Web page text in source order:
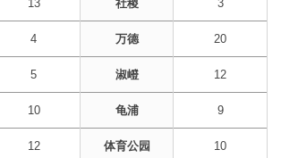
13 社稷 3
4 万德 20
5 淑嶝 12
10 龟浦 9
12 体育公园 10